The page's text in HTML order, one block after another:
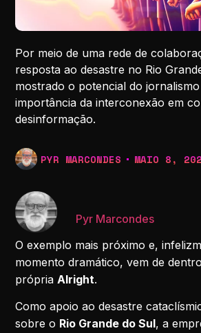
Por meio de uma rede de
resposta ao desastre no Rio
mostrado o potencial do
importância da interconexão em
desinformação.
PYR MARCONDES MAIO 8,
Pyr Marcondes
O exemplo mais próximo e,
momento dramático, vem de
própria Alright.
Como apoio ao desastre
sobre o Rio Grande do Sul, a